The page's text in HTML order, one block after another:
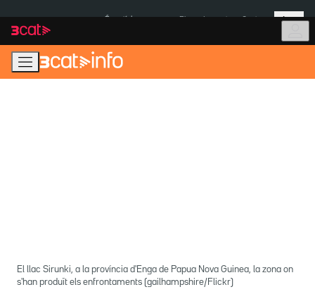
navegació
principal
contingut
Més
El llac Sirunki, a la província d'Enga de Papua Nova Guinea, la zona on
s'han produït els enfrontaments (gailhampshire/Flickr)